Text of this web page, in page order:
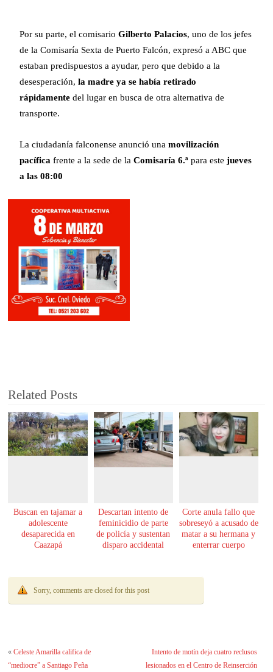
Por su parte, el comisario Gilberto Palacios, uno de los jefes
de la Comisaría Sexta de Puerto Falcón, expresó a ABC que
estaban predispuestos a ayudar, pero que debido a la
desesperación, la madre ya se había retirado
rápidamentedel lugar en busca de otra alternativa de
transporte.
La ciudadanía falconense anunció una movilización
pacífica frente a la sede de la Comisaría 6.ª para este jueves
a las 08:00
Related Posts
Buscan en tajamar a
adolescente
desaparecida en
Caazapá
Descartan intento de
feminicidio de parte
de policía y sustentan
disparo accidental
Corte anula fallo que
sobreseyó a acusado de
matar a su hermana y
enterrar cuerpo
Sorry, comments are closed for this post
«Celeste Amarilla califica de
“mediocre” a Santiago Peña
Intento de motín deja cuatro reclusos
lesionados en el Centro de Reinserción